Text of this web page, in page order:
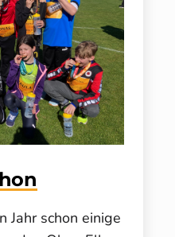
Jahr schon einige